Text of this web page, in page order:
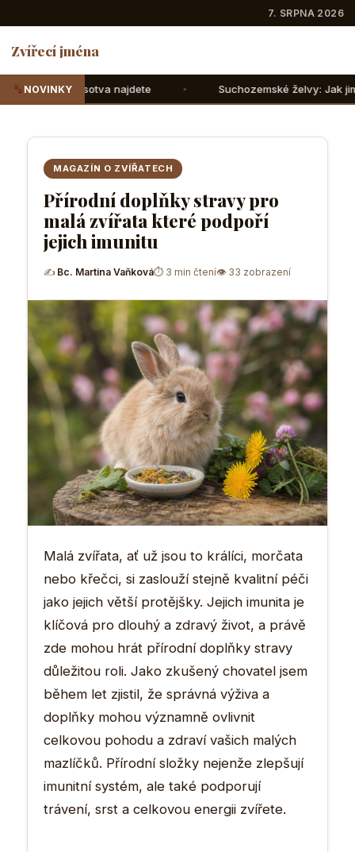
7. SRPNA 2026
Zvířecí jména
NOVINKY Suchozemské želvy: Jak jim správně
MAGAZÍN O ZVÍŘATECH
Přírodní doplňky stravy pro
malá zvířata které podpoří
jejich imunitu
✍ Bc. Martina Vaňková⏱ 3 min čtení👁 33 zobrazení
Malá zvířata, ať už jsou to králíci, morčata
nebo křečci, si zaslouží stejně kvalitní péči
jako jejich větší protějšky. Jejich imunita je
klíčová pro dlouhý a zdravý život, a právě
zde mohou hrát přírodní doplňky stravy
důležitou roli. Jako zkušený chovatel jsem
během let zjistil, že správná výživa a
doplňky mohou významně ovlivnit
celkovou pohodu a zdraví vašich malých
mazlíčků. Přírodní složky nejenže zlepšují
imunitní systém, ale také podporují
trávení, srst a celkovou energii zvířete.